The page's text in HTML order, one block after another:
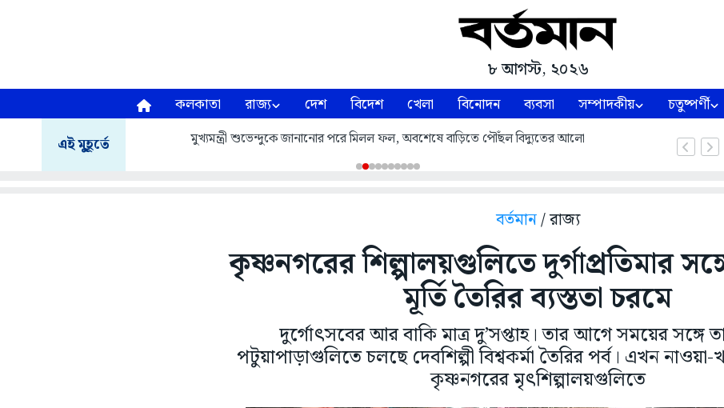
৮ আগস্ট, ২০২৬
কলকাতা রাজ্য দেশ বিদেশ খেলা বিনোদন ব্যবসা সম্পাদকীয় চতুষ্পর্ণী
এই মুহূর্তে মুখ্যমন্ত্রী শুভেন্দুকে জানানোর পরে মিলল ফল, অবশেষে বাড়িতে পৌঁছল বিদ্যুতের আলো
বর্তমান/ রাজ্য
কৃষ্ণনগরের শিল্পালয়গুলিতে দুর্গাপ্রতিমার
মূর্তি তৈরির ব্যস্ততা চরমে
দুর্গোৎসবের আর বাকি মাত্র দু’সপ্তাহ। তার আগে সময়ের সঙ্গে
পটুয়াপাড়াগুলিতে চলছে দেবশিল্পী বিশ্বকর্মা তৈরির পর্ব। এখন
কৃষ্ণনগরের মৃৎশিল্পালয়গুলিতে